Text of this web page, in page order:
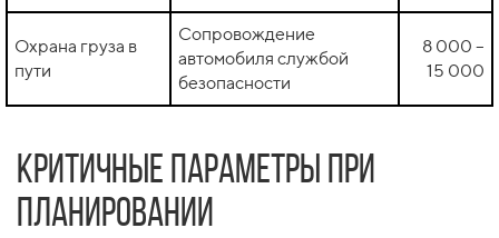
Охрана груза в
пути
Сопровождение
автомобиля службой
безопасности
8 000 –
15 000
Критичные параметры при
планировании